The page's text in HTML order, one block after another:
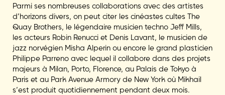
Parmi ses nombreuses collaborations avec des artistes
d’horizons divers, on peut citer les cinéastes cultes The
Quay Brothers, le légendaire musicien techno Jeff Mills,
les acteurs Robin Renucci et Denis Lavant, le musicien de
jazz norvégien Misha Alperin ou encore le grand plasticien
Philippe Parreno avec lequel il collabore dans des projets
majeurs à Milan, Porto, Florence, au Palais de Tokyo à
Paris et au Park Avenue Armory de New York où Mikhail
s’est produit quotidiennement pendant deux mois.